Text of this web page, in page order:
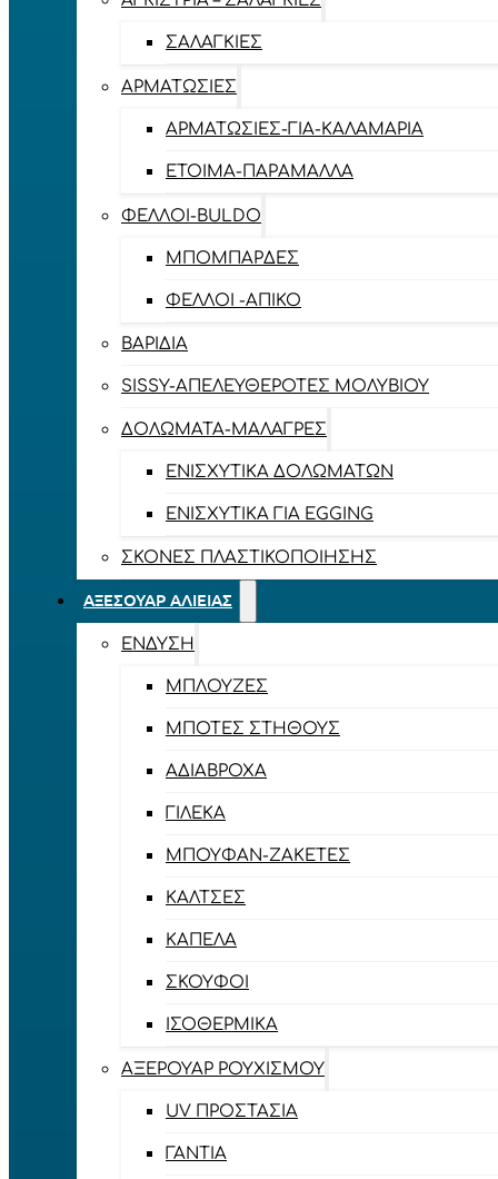
ΣΑΛΑΓΚΙΈΣ
ΑΡΜΑΤΩΣΙΈΣ
ΑΡΜΑΤΩΣΙΈΣ-ΓΙΑ-ΚΑΛΑΜΆΡΙΑ
ΈΤΟΙΜΑ-ΠΑΡΆΜΑΛΛΑ
ΦΕΛΛΟΊ-BULDO
ΜΠΟΜΠΆΡΔΕΣ
ΦΕΛΛΟΊ -ΑΠΊΚΟ
ΒΑΡΊΔΙΑ
SISSY-ΑΠΕΛΕΥΘΕΡΟΤΈΣ ΜΟΛΥΒΙΟΎ
ΔΟΛΏΜΑΤΑ-ΜΑΛΆΓΡΕΣ
ΕΝΙΣΧΥΤΙΚΆ ΔΟΛΩΜΆΤΩΝ
ΕΝΙΣΧΥΤΙΚΆ ΓΙΑ EGGING
ΣΚΌΝΕΣ ΠΛΑΣΤΙΚΟΠΟΊΗΣΗΣ
ΑΞΕΣΟΥΆΡ ΑΛΙΕΊΑΣ
ΈΝΔΥΣΗ
ΜΠΛΟΎΖΕΣ
ΜΠΌΤΕΣ ΣΤΉΘΟΥΣ
ΑΔΙΆΒΡΟΧΑ
ΓΙΛΈΚΑ
ΜΠΟΥΦΆΝ-ΖΑΚΈΤΕΣ
ΚΆΛΤΣΕΣ
ΚΑΠΈΛΑ
ΣΚΟΎΦΟΙ
ΙΣΟΘΕΡΜΙΚΆ
ΑΞΕΡΟΥΆΡ ΡΟΥΧΙΣΜΟΎ
UV ΠΡΟΣΤΑΣΊΑ
ΓΆΝΤΙΑ